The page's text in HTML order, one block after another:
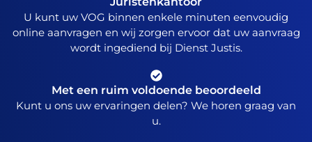
U kunt uw VOG binnen enkele minuten eenvoudig
online aanvragen en wij zorgen ervoor dat uw aanvraag
wordt ingediend bij Dienst Justis.
Met een ruim voldoende beoordeeld
Kunt u ons uw ervaringen delen? We horen graag van
u.